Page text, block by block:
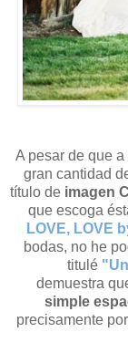
A pesar de que
gran cantidad
título de imagen
que escoga
LOVE, LOVE
bodas, no he
titulé
demuestra
simple
precisamente